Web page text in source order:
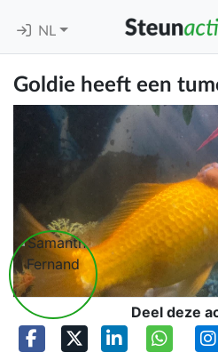
NL
Goldie heeft een
Deel deze